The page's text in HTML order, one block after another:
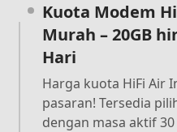
Kuota Modem
Murah – 20GB
Hari
Harga kuota HiFi Air
pasaran! Tersedia
dengan masa aktif